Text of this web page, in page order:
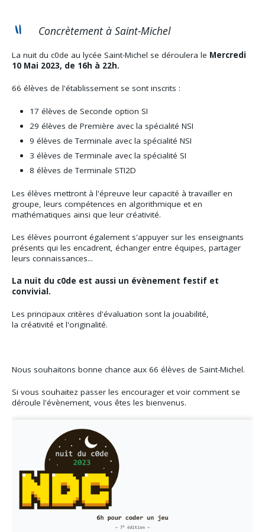
Concrètement à Saint-Michel
La nuit du c0de au lycée Saint-Michel se déroulera le Mercredi
10 Mai 2023, de 16h à 22h.
66 élèves de l'établissement se sont inscrits :
17 élèves de Seconde option SI
29 élèves de Première avec la spécialité NSI
9 élèves de Terminale avec la spécialité NSI
3 élèves de Terminale avec la spécialité SI
8 élèves de Terminale STI2D
Les élèves mettront à l'épreuve leur capacité à travailler en
groupe, leurs compétences en algorithmique et en
mathématiques ainsi que leur créativité.
Les élèves pourront également s'appuyer sur les enseignants
présents qui les encadrent, échanger entre équipes, partager
leurs connaissances...
La nuit du c0de est aussi un évènement festif et
convivial.
Les principaux critères d'évaluation sont la jouabilité,
la créativité et l'originalité.
Nous souhaitons bonne chance aux 66 élèves de Saint-Michel.
Si vous souhaitez passer les encourager et voir comment se
déroule l'évènement, vous êtes les bienvenus.